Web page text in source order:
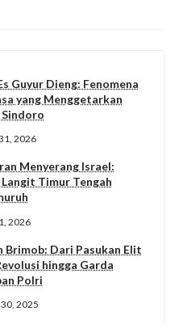
Guyur Dieng: Fenomena
yang Menggetarkan
Sindoro
2026
Menyerang Israel:
Timur Tengah
2026
Brimob: Dari Pasukan Elit
hingga Garda
Polri
2025